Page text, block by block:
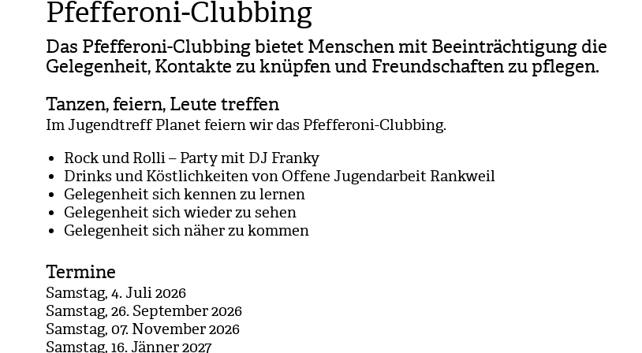
Pfefferoni-Clubbing
Das Pfef­fe­roni-Club­bing bie­tet Men­schen mit Beein­träch­ti­gung die
Gele­gen­heit, Kon­takte zu knüp­fen und Freund­schaf­ten zu pfle­gen.
Tanzen, feiern, Leute treffen
Im Jugend­treff Pla­net fei­ern wir das Pfef­fe­roni-Club­bing.
Rock und Rolli – Party mit DJ Franky
Drinks und Köst­lich­kei­ten von Offene Jugend­ar­beit Rank­weil
Gele­gen­heit sich ken­nen zu ler­nen
Gele­gen­heit sich wie­der zu sehen
Gele­gen­heit sich näher zu kom­men
Termine
Sams­tag, 4. Juli 2026
Sams­tag, 26. Sep­tem­ber 2026
Sams­tag, 07. Novem­ber 2026
Sams­tag, 16. Jän­ner 2027